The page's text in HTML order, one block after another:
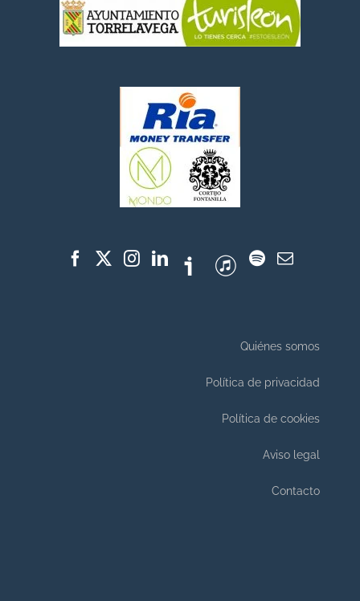
Quiénes somos
Política de privacidad
Política de cookies
Aviso legal
Contacto